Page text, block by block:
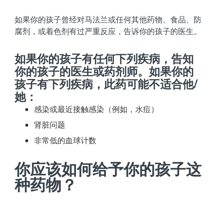
如果你的孩子曾经对马法兰或任何其他药物、食品、防
腐剂，或着色剂有过严重反应，告诉你的孩子的医生。
如果你的孩子有任何下列疾病，告知
你的孩子的医生或药剂师。如果你的
孩子有下列疾病，此药可能不适合他/
她：
感染或最近接触感染（例如，水痘）
肾脏问题
非常低的血球计数
你应该如何给予你的孩子这
种药物？